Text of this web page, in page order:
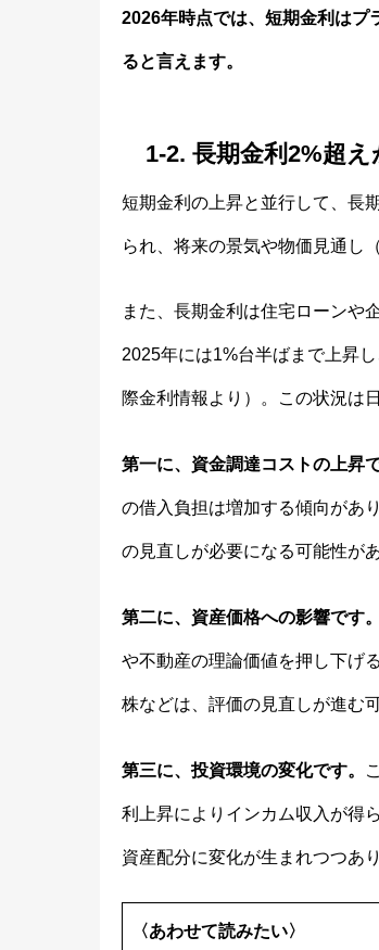
2026年時点では、短期金利はプ
ると言えます。
1-2. 長期金利2%超え
短期金利の上昇と並行して、長
られ、将来の景気や物価見通し
また、長期金利は住宅ローンや
2025年には1%台半ばまで上昇
際金利情報より）。この状況は
第一に、資金調達コストの上昇で
の借入負担は増加する傾向があ
の見直しが必要になる可能性が
第二に、資産価格への影響です。
や不動産の理論価値を押し下げ
株などは、評価の見直しが進む
第三に、投資環境の変化です。
利上昇によりインカム収入が得
資産配分に変化が生まれつつあり
〈あわせて読みたい〉